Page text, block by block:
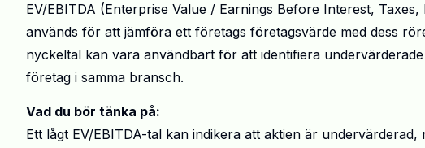
EV/EBITDA (Enterprise Value / Earnings Before Interest,
används för att jämföra ett företags företagsvärde med dess
nyckeltal kan vara användbart för att identifiera
företag i samma bransch.
Vad du bör tänka på:
Ett lågt EV/EBITDA-tal kan indikera att aktien är